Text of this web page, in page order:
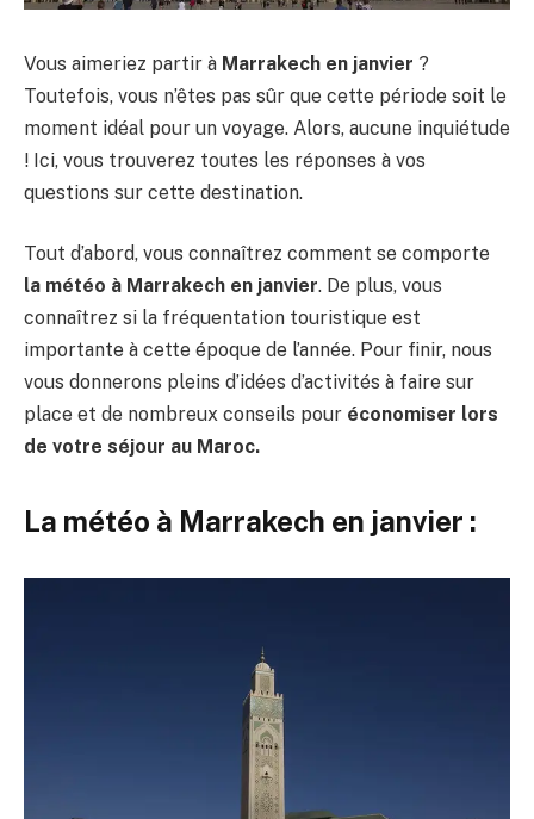
Vous aimeriez partir à Marrakech en janvier ?
Toutefois, vous n’êtes pas sûr que cette période soit le
moment idéal pour un voyage. Alors, aucune inquiétude
! Ici, vous trouverez toutes les réponses à vos
questions sur cette destination.
Tout d’abord, vous connaîtrez comment se comporte
la météo à Marrakech en janvier. De plus, vous
connaîtrez si la fréquentation touristique est
importante à cette époque de l’année. Pour finir, nous
vous donnerons pleins d’idées d’activités à faire sur
place et de nombreux conseils pour économiser lors
de votre séjour au Maroc.
La météo à Marrakech en janvier :